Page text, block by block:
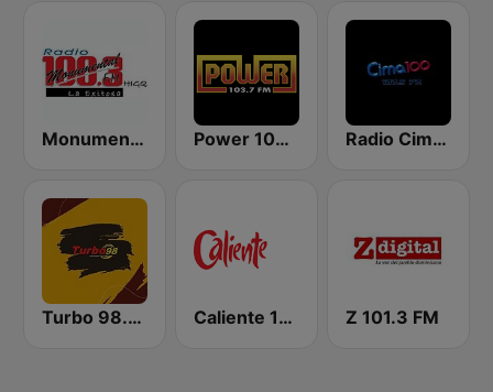
Monumental 100.3 FM Power 103.7 FM Radio Cima 100.5 FM
Turbo 98.3 FM Caliente 104.1 FM Z 101.3 FM